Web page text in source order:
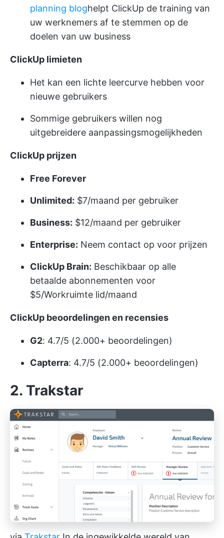
planning bloghelpt ClickUp de training van
uw werknemers af te stemmen op de
doelen van uw business
ClickUp limieten
Het kan een lichte leercurve hebben voor
nieuwe gebruikers
Sommige gebruikers willen nog
uitgebreidere aanpassingsmogelijkheden
ClickUp prijzen
Free Forever
Unlimited: $7/maand per gebruiker
Business: $12/maand per gebruiker
Enterprise: Neem contact op voor prijzen
ClickUp Brain: Beschikbaar op alle
betaalde abonnementen voor
$5/Workruimte lid/maand
ClickUp beoordelingen en recensies
G2: 4.7/5 (2.000+ beoordelingen)
Capterra: 4.7/5 (2.000+ beoordelingen)
2. Trakstar